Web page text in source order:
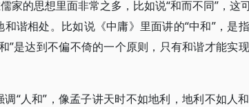
家的思想里面非常之多，比如说“和而不同”，这
谐相处。比如说《中庸》里面讲的“中和”，是
”是达到不偏不倚的一个原则，只有和谐才能实
“人和”，像孟子讲天时不如地利，地利不如人